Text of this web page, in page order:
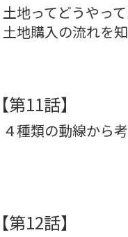
土地ってどうやっ
土地購入の流れを
【第11話】
４種類の動線から
【第12話】